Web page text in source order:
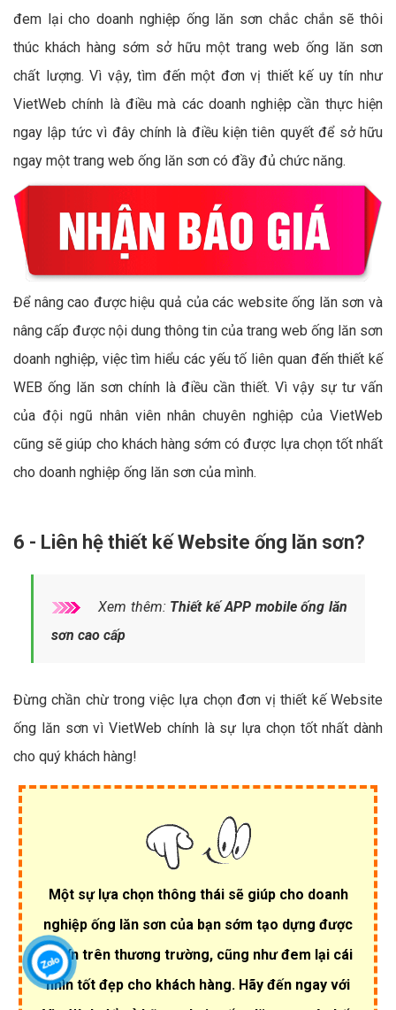
đem lại cho doanh nghiệp ống lăn sơn chắc chắn sẽ thôi
thúc khách hàng sớm sở hữu một trang web ống lăn sơn
chất lượng. Vì vậy, tìm đến một đơn vị thiết kế uy tín như
VietWeb chính là điều mà các doanh nghiệp cần thực hiện
ngay lập tức vì đây chính là điều kiện tiên quyết để sở hữu
ngay một trang web ống lăn sơn có đầy đủ chức năng.
Để nâng cao được hiệu quả của các website ống lăn sơn và
nâng cấp được nội dung thông tin của trang web ống lăn sơn
doanh nghiệp, việc tìm hiểu các yếu tố liên quan đến thiết kế
WEB ống lăn sơn chính là điều cần thiết. Vì vậy sự tư vấn
của đội ngũ nhân viên nhân chuyên nghiệp của VietWeb
cũng sẽ giúp cho khách hàng sớm có được lựa chọn tốt nhất
cho doanh nghiệp ống lăn sơn của mình.
6 - Liên hệ thiết kế Website ống lăn sơn?
Xem thêm: Thiết kế APP mobile ống lăn
sơn cao cấp
Đừng chần chừ trong việc lựa chọn đơn vị thiết kế Website
ống lăn sơn vì VietWeb chính là sự lựa chọn tốt nhất dành
cho quý khách hàng!
Một sự lựa chọn thông thái sẽ giúp cho doanh
nghiệp ống lăn sơn của bạn sớm tạo dựng được
uy tín trên thương trường, cũng như đem lại cái
nhìn tốt đẹp cho khách hàng. Hãy đến ngay với